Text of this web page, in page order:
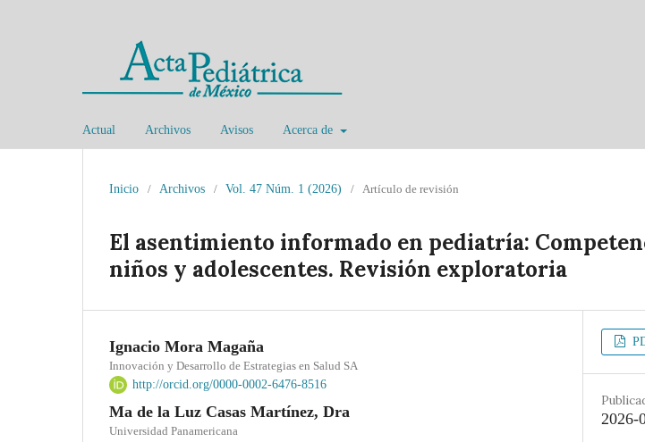
Actual Archivos Avisos Acerca de
Inicio / Archivos / Vol. 47 Núm. 1 (2026) / Artículo de revisión
El asentimiento informado en pediatría:
niños y adolescentes. Revisión exploratoria
Ignacio Mora Magaña
Innovación y Desarrollo de Estrategias en Salud SA
http://orcid.org/0000-0002-6476-8516
Ma de la Luz Casas Martínez, Dra
Universidad Panamericana
2026-